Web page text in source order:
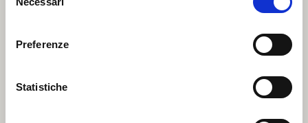
del
Preferenze
Statistiche